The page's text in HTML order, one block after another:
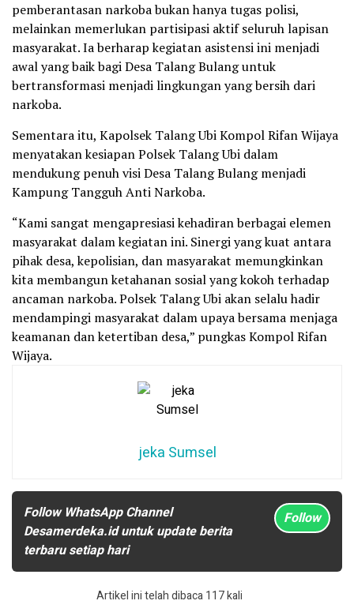
pemberantasan narkoba bukan hanya tugas polisi,
melainkan memerlukan partisipasi aktif seluruh lapisan
masyarakat. Ia berharap kegiatan asistensi ini menjadi
awal yang baik bagi Desa Talang Bulang untuk
bertransformasi menjadi lingkungan yang bersih dari
narkoba.
Sementara itu, Kapolsek Talang Ubi Kompol Rifan Wijaya
menyatakan kesiapan Polsek Talang Ubi dalam
mendukung penuh visi Desa Talang Bulang menjadi
Kampung Tangguh Anti Narkoba.
“Kami sangat mengapresiasi kehadiran berbagai elemen
masyarakat dalam kegiatan ini. Sinergi yang kuat antara
pihak desa, kepolisian, dan masyarakat memungkinkan
kita membangun ketahanan sosial yang kokoh terhadap
ancaman narkoba. Polsek Talang Ubi akan selalu hadir
mendampingi masyarakat dalam upaya bersama menjaga
keamanan dan ketertiban desa,” pungkas Kompol Rifan
Wijaya.
jeka Sumsel
Follow WhatsApp Channel
Desamerdeka.id untuk update berita
terbaru setiap hari
Follow
Artikel ini telah dibaca 117 kali